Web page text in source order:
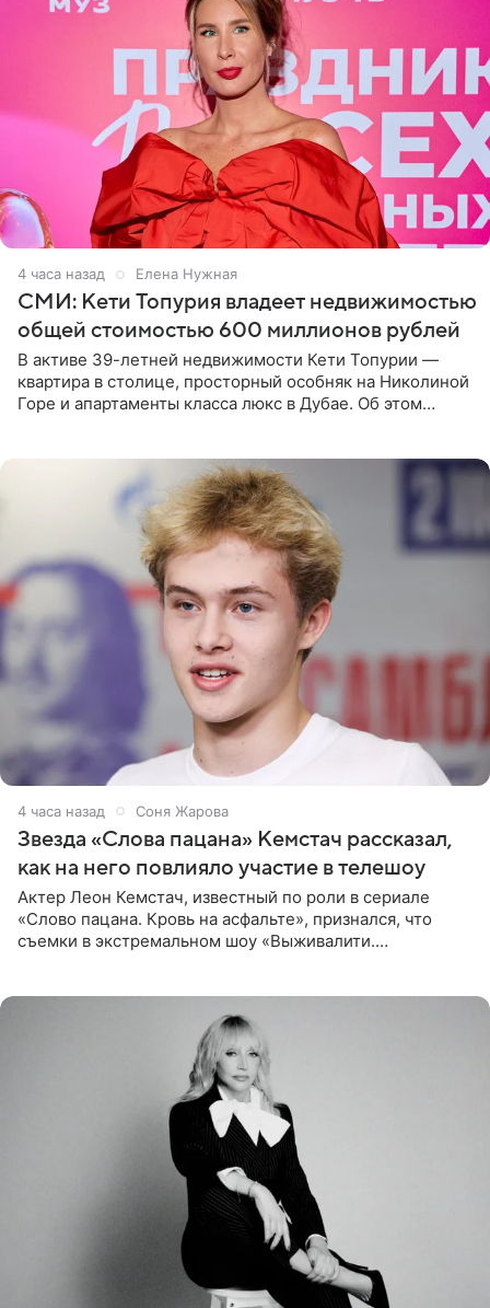
4 часа назад Елена Нужная
СМИ: Кети Топурия владеет недвижимостью
общей стоимостью 600 миллионов рублей
В активе 39-летней недвижимости Кети Топурии —
квартира в столице, просторный особняк на Николиной
Горе и апартаменты класса люкс в Дубае. Об этом
4 часа назад Соня Жарова
Звезда «Слова пацана» Кемстач рассказал,
как на него повлияло участие в телешоу
Актер Леон Кемстач, известный по роли в сериале
«Слово пацана. Кровь на асфальте», признался, что
съемки в экстремальном шоу «Выживалити.